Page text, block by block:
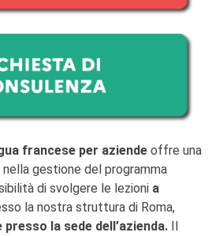
di studio
SPAZI
partners
scuole
francese per aziende offre una
nella gestione del programma
di svolgere le lezioni a
la nostra struttura di Roma,
la sede dell’azienda. Il